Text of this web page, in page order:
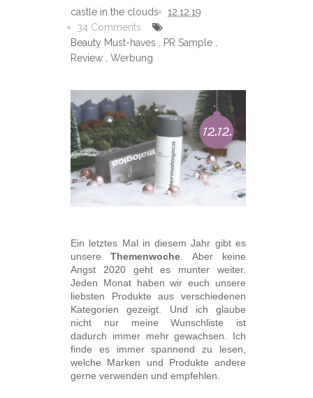
castle in the clouds
12.12.19
34 Comments
Beauty Must-haves
PR Sample
Review
Werbung
Ein letztes Mal in diesem Jahr gibt es
unsereThemenwoche . Aber keine
Angst 2020 geht es munter weiter.
Jeden Monat haben wir euch unsere
liebsten Produkte aus verschiedenen
Kategorien gezeigt. Und ich glaube
nicht nur meine Wunschliste ist
dadurch immer mehr gewachsen. Ich
finde es immer spannend zu lesen,
welche Marken und Produkte andere
gerne verwenden und empfehlen.